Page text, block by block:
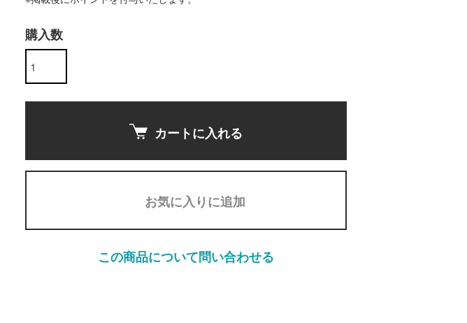
購入数
カートに入れる
お気に入りに追加
この商品について問い合わせる